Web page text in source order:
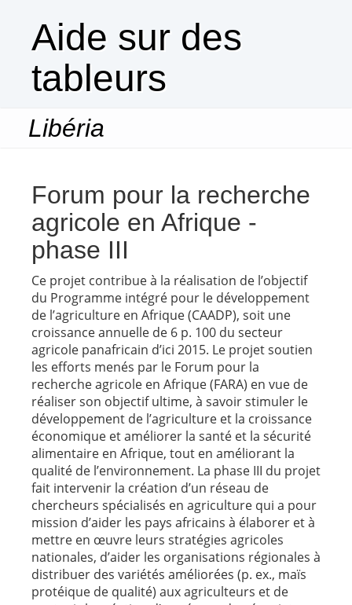
Aide sur des
tableurs
Libéria
Forum pour la recherche
agricole en Afrique -
phase III
Ce projet contribue à la réalisation de l’objectif
du Programme intégré pour le développement
de l’agriculture en Afrique (CAADP), soit une
croissance annuelle de 6 p. 100 du secteur
agricole panafricain d’ici 2015. Le projet soutien
les efforts menés par le Forum pour la
recherche agricole en Afrique (FARA) en vue de
réaliser son objectif ultime, à savoir stimuler le
développement de l’agriculture et la croissance
économique et améliorer la santé et la sécurité
alimentaire en Afrique, tout en améliorant la
qualité de l’environnement. La phase III du projet
fait intervenir la création d’un réseau de
chercheurs spécialisés en agriculture qui a pour
mission d’aider les pays africains à élaborer et à
mettre en œuvre leurs stratégies agricoles
nationales, d’aider les organisations régionales à
distribuer des variétés améliorées (p. ex., maïs
protéique de qualité) aux agriculteurs et de